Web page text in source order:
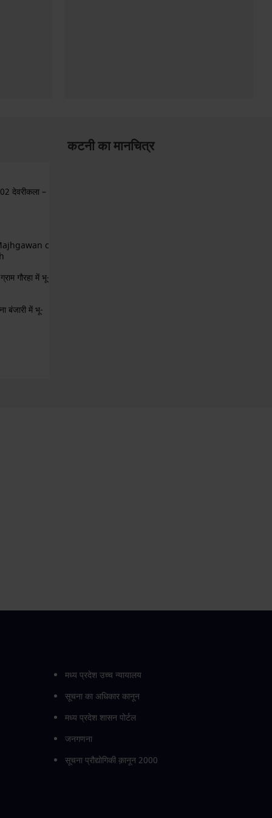
देवरीकला –
of
गौरहा में भू-
बंजारी में भू-
कटनी का मानचित्र
मध्य प्रदेश उच्च न्यायालय
सूचना का अधिकार कानून
मध्य प्रदेश शासन पोर्टल
जनगणना
सूचना प्रौद्योगिकी क़ानून 2000